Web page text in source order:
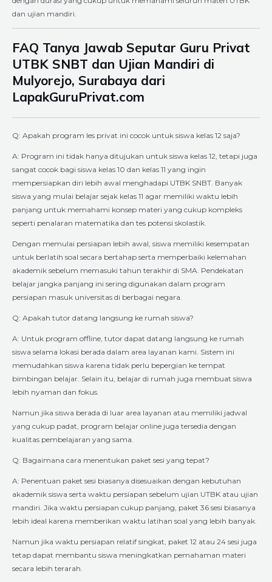
dan ujian mandiri.
FAQ Tanya Jawab Seputar Guru Privat
UTBK SNBT dan Ujian Mandiri di
Mulyorejo, Surabaya dari
LapakGuruPrivat.com
Q: Apakah program les privat ini cocok untuk siswa kelas 12 saja?
A: Program ini tidak hanya ditujukan untuk siswa kelas 12, tetapi juga
sangat cocok bagi siswa kelas 10 dan kelas 11 yang ingin
mempersiapkan diri lebih awal menghadapi UTBK SNBT. Banyak
siswa yang mulai belajar sejak kelas 11 agar memiliki waktu lebih
panjang untuk memahami konsep materi yang cukup kompleks
seperti penalaran matematika dan tes potensi skolastik.
Dengan memulai persiapan lebih awal, siswa memiliki kesempatan
untuk berlatih soal secara bertahap serta memperbaiki kelemahan
akademik sebelum memasuki tahun terakhir di SMA. Pendekatan
belajar jangka panjang ini sering digunakan dalam program
persiapan masuk universitas di berbagai negara.
Q: Apakah tutor datang langsung ke rumah siswa?
A: Untuk program offline, tutor dapat datang langsung ke rumah
siswa selama lokasi berada dalam area layanan kami. Sistem ini
memudahkan siswa karena tidak perlu bepergian ke tempat
bimbingan belajar. Selain itu, belajar di rumah juga membuat siswa
lebih nyaman dan fokus.
Namun jika siswa berada di luar area layanan atau memiliki jadwal
yang cukup padat, program belajar online juga tersedia dengan
kualitas pembelajaran yang sama.
Q: Bagaimana cara menentukan paket sesi yang tepat?
A: Penentuan paket sesi biasanya disesuaikan dengan kebutuhan
akademik siswa serta waktu persiapan sebelum ujian UTBK atau ujian
mandiri. Jika waktu persiapan cukup panjang, paket 36 sesi biasanya
lebih ideal karena memberikan waktu latihan soal yang lebih banyak.
Namun jika waktu persiapan relatif singkat, paket 12 atau 24 sesi juga
tetap dapat membantu siswa meningkatkan pemahaman materi
secara lebih terarah.